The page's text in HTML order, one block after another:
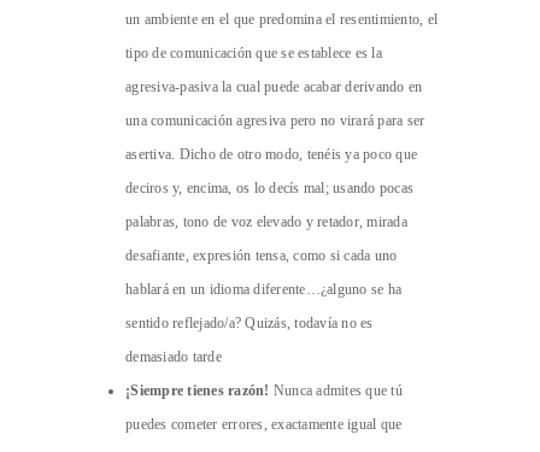
un ambiente en el que predomina el resentimiento, el
tipo de comunicación que se establece es la
agresiva-pasiva la cual puede acabar derivando en
una comunicación agresiva pero no virará para ser
asertiva. Dicho de otro modo, tenéis ya poco que
deciros y, encima, os lo decís mal; usando pocas
palabras, tono de voz elevado y retador, mirada
desafiante, expresión tensa, como si cada uno
hablará en un idioma diferente…¿alguno se ha
sentido reflejado/a? Quizás, todavía no es
demasiado tarde
¡Siempre tienes razón! Nunca admites que tú
puedes cometer errores, exactamente igual que